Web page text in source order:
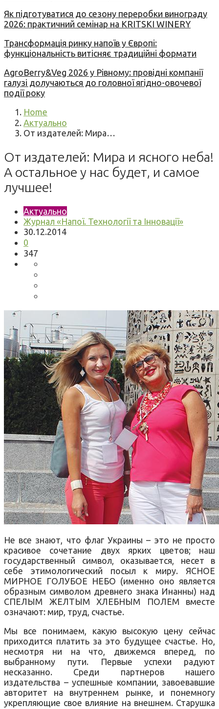
Як підготуватися до сезону переробки винограду
2026: практичний семінар на KRITSKI WINERY
Трансформація ринку напоїв у Європі:
функціональність витісняє традиційні формати
AgroBerry&Veg 2026 у Рівному: провідні компанії
галузі долучаються до головної ягідно-овочевої
події року
Home
Актуально
От издателей: Мира…
От издателей: Мира и ясного неба!
А остальное у нас будет, и самое
лучшее!
Актуально
Журнал «Напої. Технології та Інновації»
30.12.2014
0
347
Не все знают, что флаг Украины – это не просто
красивое сочетание двух ярких цветов; наш
государственный символ, оказывается, несет в
себе этимологический посыл к миру. ЯСНОЕ
МИРНОЕ ГОЛУБОЕ НЕБО (именно оно является
образным символом древнего знака Инанны) над
СПЕЛЫМ ЖЕЛТЫМ ХЛЕБНЫМ ПОЛЕМ вместе
означают: мир, труд, счастье.
Мы все понимаем, какую высокую цену сейчас
приходится платить за это будущее счастье. Но,
несмотря ни на что, движемся вперед, по
выбранному пути. Первые успехи радуют
несказанно. Среди партнеров нашего
издательства – успешные компании, завоевавшие
авторитет на внутреннем рынке, и понемногу
укрепляющие свое влияние на внешнем. Старушка